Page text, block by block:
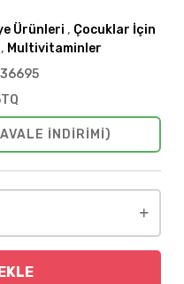
Ürünleri , Çocuklar İçin
, Multivitaminler
INDIRIMI)